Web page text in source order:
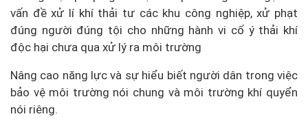
vấn đề xử lí khí thải tư các khu công nghiệp, xử phạt
đúng người đúng tội cho những hành vi cố ý thải khí
độc hại chưa qua xử lý ra môi trường
Nâng cao năng lực và sự hiểu biết người dân trong việc
bảo vệ môi trường nói chung và môi trường khí quyển
nói riêng.